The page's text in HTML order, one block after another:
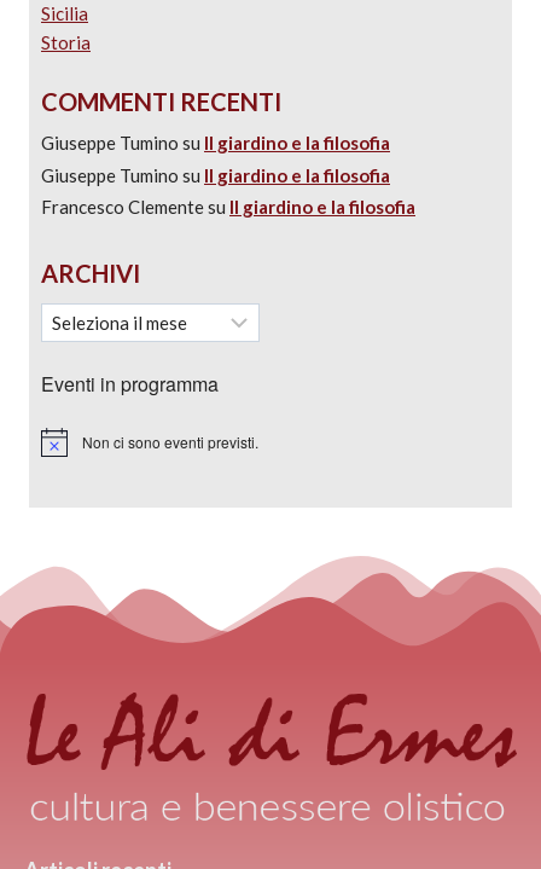
Sicilia
Storia
COMMENTI RECENTI
Giuseppe Tumino su Il giardino e la filosofia
Giuseppe Tumino su Il giardino e la filosofia
Francesco Clementesu Il giardino e la filosofia
ARCHIVI
Eventi in programma
Notice Non ci sono eventi previsti.